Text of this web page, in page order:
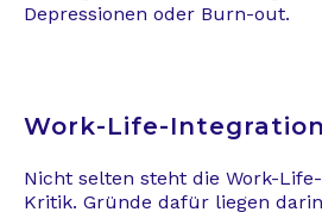
Depressionen oder Burn-out.
Work-Life-Integration
Nicht selten steht die Work-
Kritik. Gründe dafür liegen